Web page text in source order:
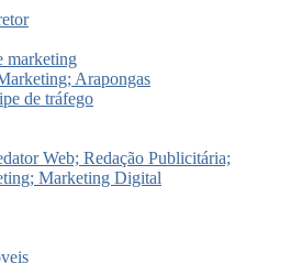
marketing
Arapongas
de tráfego
Web; Redação Publicitária;
Marketing Digital